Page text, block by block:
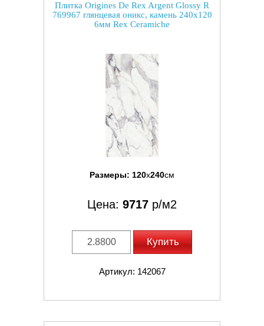
Плитка Origines De Rex Argent Glossy R
769967 глянцевая оникс, камень 240x120
6мм Rex Ceramiche
Размеры: 120x240см
Цена: 9717 р/м2
Купить
Артикул: 142067